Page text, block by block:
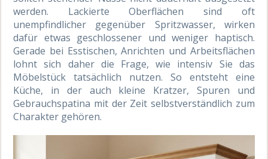
werden. Lackierte Oberflächen sind oft
unempfindlicher gegenüber Spritzwasser, wirken
dafür etwas geschlossener und weniger haptisch.
Gerade bei Esstischen, Anrichten und Arbeitsflächen
lohnt sich daher die Frage, wie intensiv Sie das
Möbelstück tatsächlich nutzen. So entsteht eine
Küche, in der auch kleine Kratzer, Spuren und
Gebrauchspatina mit der Zeit selbstverständlich zum
Charakter gehören.